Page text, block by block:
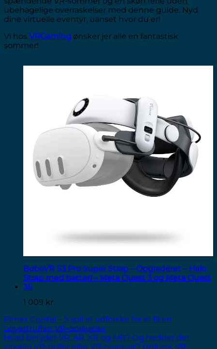
ubehagelige overraskelser med denne guide. Nyd
dine virtuelle eventyr, uanset hvor du er!
Vi hos VRGaming ønsker jer alle en fantastisk
sommer!
BoboVR S3 Pro Super Strap – Opgraderet – Halo
Strap med batteri – Meta Quest 3 og Meta Quest
3S
1 009 kr.
Pimax Crystal – 5 spil at udforske for at få en
uovertruffen VR-oplevelse
Hvad betyder VR, AR, XR og MR? Og hedder det
virkelig VR-briller eller VR-headset? Udforsk VR-